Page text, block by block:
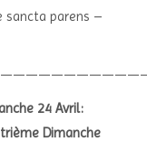
sancta parens –
24 Avril:
Dimanche